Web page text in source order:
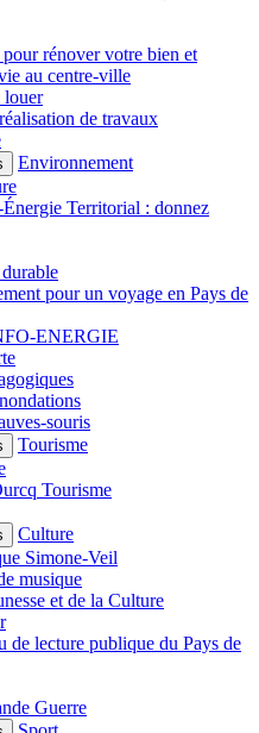
pour rénover votre bien et
au centre-ville
louer
de travaux
Environnement
Territorial : donnez
pour un voyage en Pays de
ENERGIE
souris
Tourisme
Tourisme
Culture
Simone-Veil
musique
et de la Culture
de lecture publique du Pays de
Guerre